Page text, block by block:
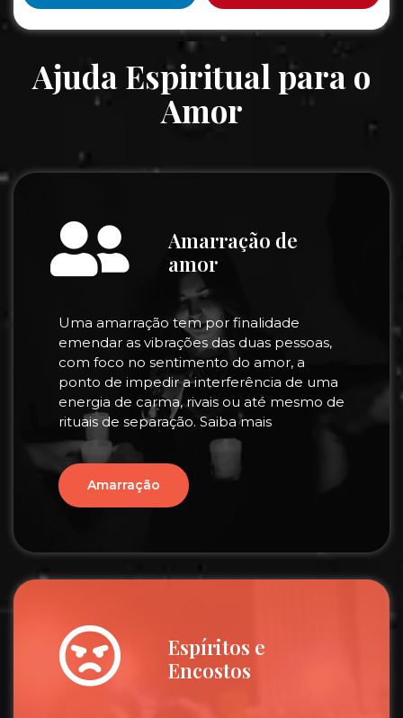
Ajuda Espiritual para o
Amor
Amarração de
amor
Uma amarração tem por finalidade
emendar as vibrações das duas pessoas,
com foco no sentimento do amor, a
ponto de impedir a interferência de uma
energia de carma, rivais ou até mesmo de
rituais de separação. Saiba mais
Amarração
Espíritos e
Encostos